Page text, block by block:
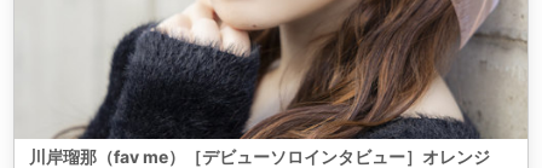
川岸瑠那（fav me）［デビューソロインタビュー］オレンジ